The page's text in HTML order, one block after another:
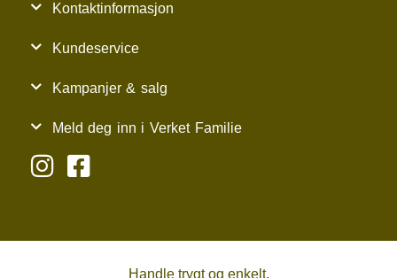
Kontaktinformasjon
Kundeservice
Kampanjer & salg
Meld deg inn i Verket Familie
Handle trygt og enkelt.